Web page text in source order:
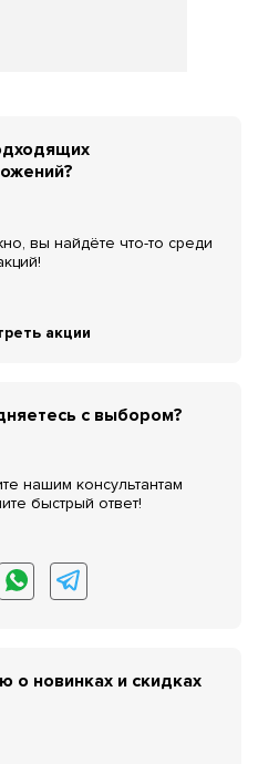
вы найдёте что-то среди
акции
с выбором?
нашим консультантам
быстрый ответ!
о новинках и скидках